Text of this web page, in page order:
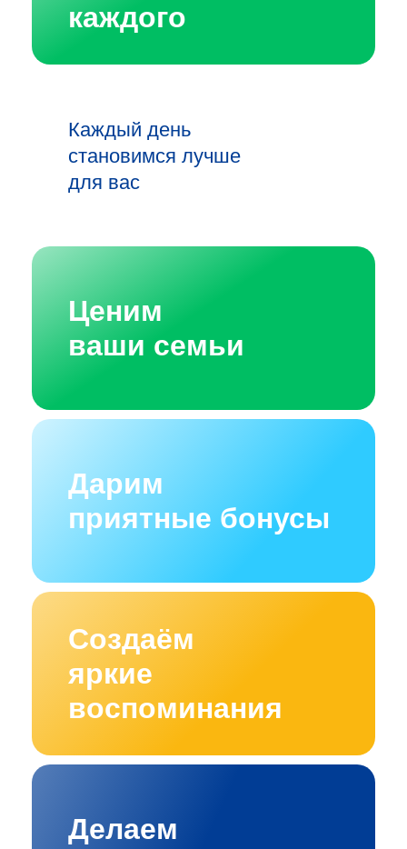
каждого
Каждый день
становимся лучше
для вас
Дарим
приятные бонусы
Ценим
ваши семьи
Создаём
яркие
воспоминания
Делаем